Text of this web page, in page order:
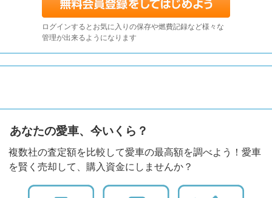
ログインするとお気に入りの保存や燃費記録など様々な
管理が出来るようになります
あなたの愛車、今いくら？
複数社の査定額を比較して愛車の最高額を調べよう！愛車
を賢く売却して、購入資金にしませんか？